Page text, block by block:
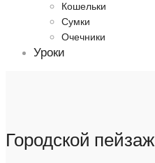
Кошельки
Сумки
Очечники
Уроки
Городской пейзаж